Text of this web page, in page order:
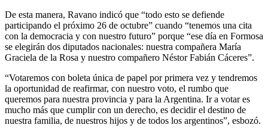
De esta manera, Ravano indicó que “todo esto se defiende
participando el próximo 26 de octubre” cuando “tenemos una cita
con la democracia y con nuestro futuro” porque “ese día en Formosa
se elegirán dos diputados nacionales: nuestra compañera María
Graciela de la Rosa y nuestro compañero Néstor Fabián Cáceres”.
“Votaremos con boleta única de papel por primera vez y tendremos
la oportunidad de reafirmar, con nuestro voto, el rumbo que
queremos para nuestra provincia y para la Argentina. Ir a votar es
mucho más que cumplir con un derecho, es decidir el destino de
nuestra familia, de nuestros hijos y de todos los argentinos”, esbozó.